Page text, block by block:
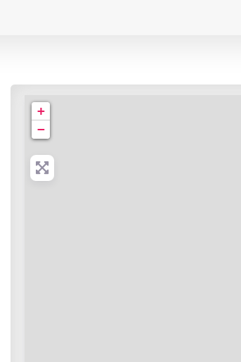
+
−